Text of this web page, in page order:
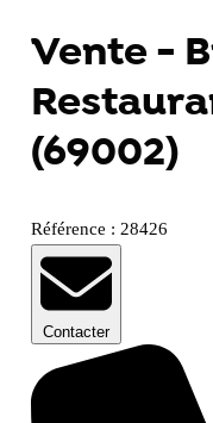
Vente -
(69002)
Référence : 28426
Contacter